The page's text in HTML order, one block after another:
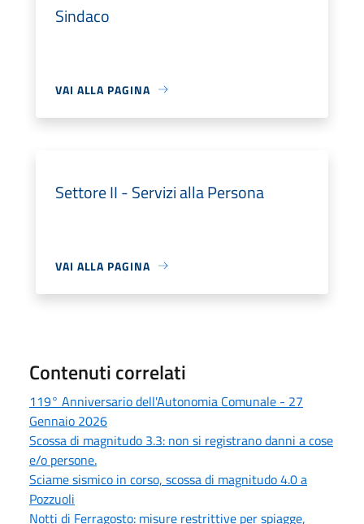
Sindaco
VAI ALLA PAGINA
Settore II - Servizi alla Persona
VAI ALLA PAGINA
Contenuti correlati
119° Anniversario dell'Autonomia Comunale - 27
Gennaio 2026
Scossa di magnitudo 3.3: non si registrano danni a cose
e/o persone.
Sciame sismico in corso, scossa di magnitudo 4.0 a
Pozzuoli
Notti di Ferragosto: misure restrittive per spiagge,